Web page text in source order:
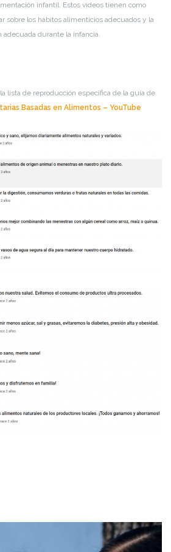
infantil. Estos videos tienen como
sobre los hábitos alimenticios adecuados y la
durante la infancia.
lista de reproducción específica de la guía de
Basadas en Alimentos – YouTube